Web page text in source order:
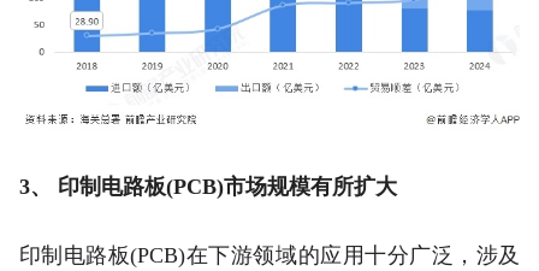
3、 印制电路板(PCB)市场规模有所扩大
印制电路板(PCB)在下游领域的应用十分广泛，涉及